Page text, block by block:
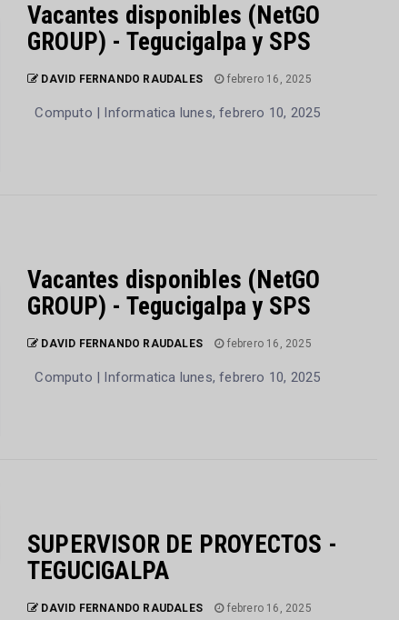
Vacantes disponibles (NetGO
GROUP) - Tegucigalpa y SPS
DAVID FERNANDO RAUDALES febrero 16, 2025
Computo | Informatica lunes, febrero 10, 2025
Vacantes disponibles (NetGO
GROUP) - Tegucigalpa y SPS
DAVID FERNANDO RAUDALES febrero 16, 2025
Computo | Informatica lunes, febrero 10, 2025
SUPERVISOR DE PROYECTOS -
TEGUCIGALPA
DAVID FERNANDO RAUDALES febrero 16, 2025